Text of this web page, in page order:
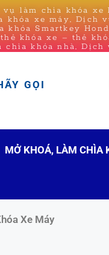
làm chìa khóa xe
khóa xe máy, Dịch
Smartkey
khóa xe – thẻ
khóa nhà, Dịch
GỌI
MỞ KHOÁ, LÀM CHÌA
Xe Máy